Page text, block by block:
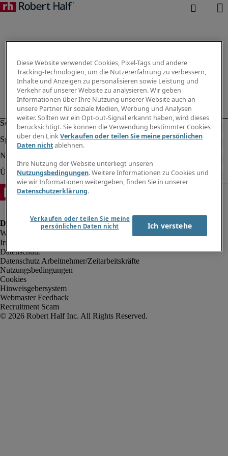
Impressum
Datenschutz
Datenschutz Arbeitnehmer/Zeitarbeitskräfte
Nutzungsbedingungen
Cookies
Hinweisgebersystem
Webmaster Feedback
Recruitment Scam
Diese Website verwendet Cookies, Pixel-Tags und andere
Tracking-Technologien, um die Nutzererfahrung zu verbessern,
Inhalte und Anzeigen zu personalisieren sowie Leistung und
Verkehr auf unserer Website zu analysieren. Wir geben
Informationen über Ihre Nutzung unserer Website auch an
unsere Partner für soziale Medien, Werbung und Analysen
weiter. Sollten wir ein Opt-out-Signal erkannt haben, wird dieses
berücksichtigt. Sie können die Verwendung bestimmter Cookies
über den LinkVerkaufen oder teilen Sie meine persönlichen
Daten nichtablehnen.
Ihre Nutzung der Website unterliegt unseren
Nutzungsbedingungen. Weitere Informationen zu Cookies und
wie wir Informationen weitergeben, finden Sie in unserer
Datenschutzerklärung.
Verkaufen oder teilen Sie meine
persönlichen Daten nicht
Ich verstehe